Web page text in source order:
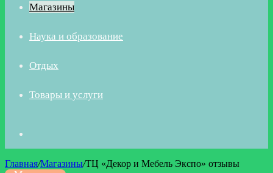
Магазины
Наука и образование
Отдых
Товары и услуги
Главная/Магазины/ТЦ «Декор и Мебель Экспо» отзывы